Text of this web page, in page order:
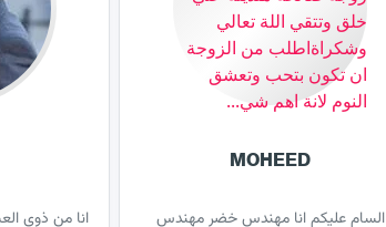
MOHEED
السام عليكم انا مهندس خضر مهندس
انا من ذوي